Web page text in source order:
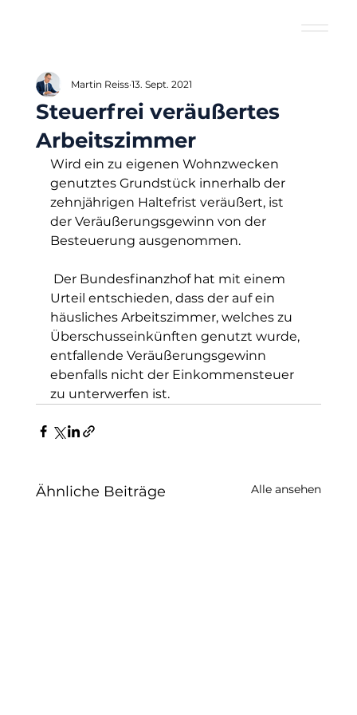
Steuerfrei veräußertes
Arbeitszimmer
Martin Reiss 13. Sept. 2021
Wird ein zu eigenen Wohnzwecken
genutztes Grundstück innerhalb der
zehnjährigen Haltefrist veräußert, ist
der Veräußerungsgewinn von der
Besteuerung ausgenommen.
Urteil entschieden, dass der auf ein
häusliches Arbeitszimmer, welches zu
Überschusseinkünften genutzt wurde,
entfallende Veräußerungsgewinn
ebenfalls nicht der Einkommensteuer
zu unterwerfen ist.
Ähnliche Beiträge Alle ansehen